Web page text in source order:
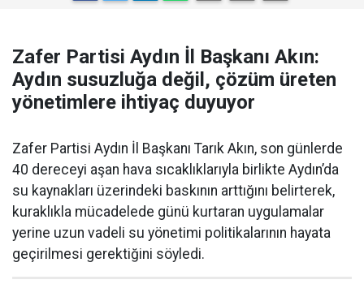
Zafer Partisi Aydın İl Başkanı Akın:
Aydın susuzluğa değil, çözüm üreten
yönetimlere ihtiyaç duyuyor
Zafer Partisi Aydın İl Başkanı Tarık Akın, son günlerde
40 dereceyi aşan hava sıcaklıklarıyla birlikte Aydın’da
su kaynakları üzerindeki baskının arttığını belirterek,
kuraklıkla mücadelede günü kurtaran uygulamalar
yerine uzun vadeli su yönetimi politikalarının hayata
geçirilmesi gerektiğini söyledi.